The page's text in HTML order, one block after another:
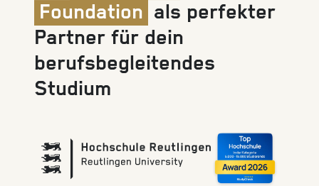
Foundation als perfekter
Partner für dein
berufsbegleitendes
Studium